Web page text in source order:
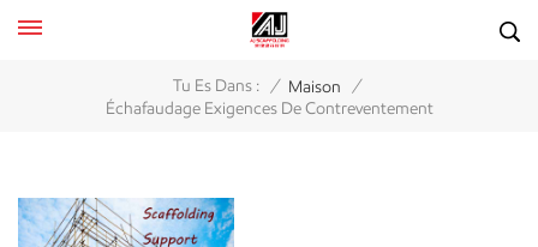
Tu Es Dans : / Maison /
Échafaudage Exigences De Contreventement